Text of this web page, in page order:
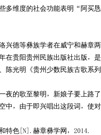
多维度的社会功能表明“阿买
德等彝族学者在威宁和赫章
在贵阳贵州民族出版社出版
陈光明《贵州少数民族古歌系
歌至黎明，新娘子要上路了
中，由于即兴唱出这段词，使
色[N].赫章彝学网，2014.